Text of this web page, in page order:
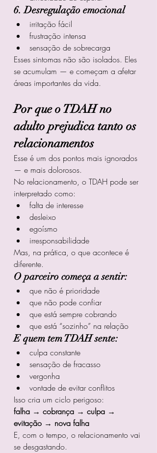
6. Desregulação emocional
irritação fácil
frustração intensa
sensação de sobrecarga
Esses sintomas não são isolados. Eles
se acumulam — e começam a afetar
áreas importantes da vida.
Por que o TDAH no
adulto prejudica tanto os
relacionamentos
Esse é um dos pontos mais ignorados
— e mais dolorosos.
No relacionamento, o TDAH pode ser
interpretado como:
falta de interesse
desleixo
egoísmo
irresponsabilidade
Mas, na prática, o que acontece é
diferente.
O parceiro começa a sentir:
que não é prioridade
que não pode confiar
que está sempre cobrando
que está “sozinho” na relação
E quem tem TDAH sente:
culpa constante
sensação de fracasso
vergonha
vontade de evitar conflitos
Isso cria um ciclo perigoso:
falha → cobrança → culpa →
evitação → nova falha
E, com o tempo, o relacionamento vai
se desgastando.